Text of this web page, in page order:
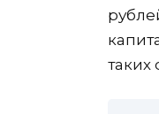
таких